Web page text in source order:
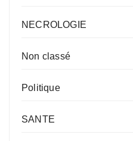
NECROLOGIE
Non classé
Politique
SANTE